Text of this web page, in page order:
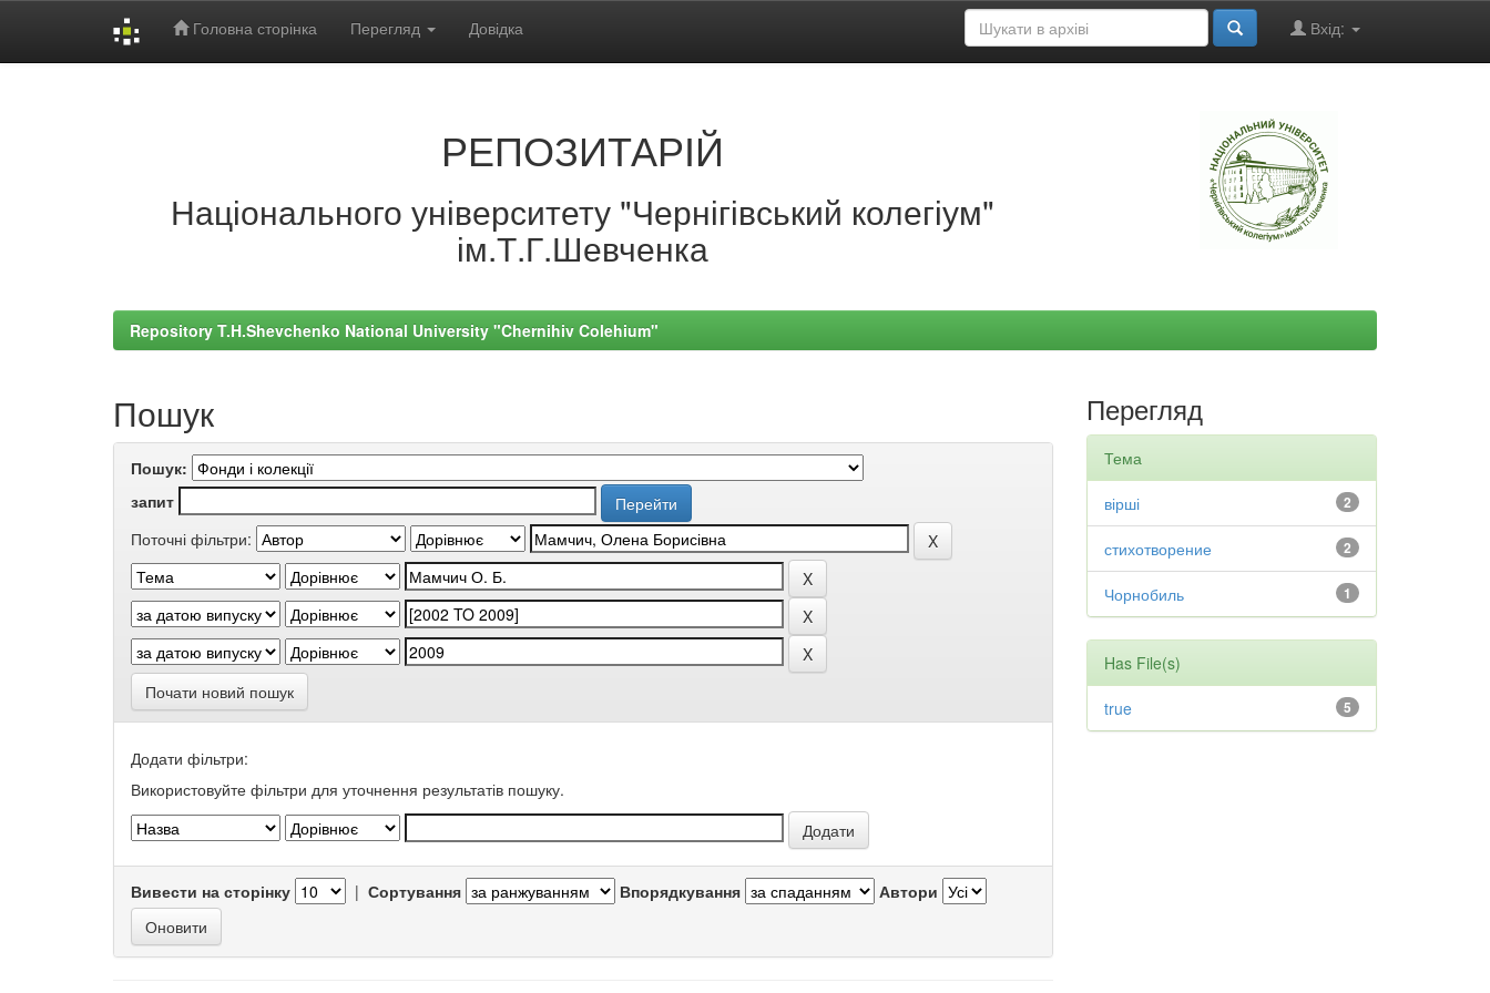
Головна сторінка Перегляд Довідка Вхід:
РЕПОЗИТАРІЙ
Національного університету "Чернігівський колегіум"
ім.Т.Г.Шевченка
Repository T.H.Shevchenko National University "Chernihiv Colehium"
Пошук
Пошук:
запит
Поточні фільтри:
Почати новий пошук
Додати фільтри:
Використовуйте фільтри для уточнення результатів пошуку.
Вивести на сторінку | Сортування Впорядкування Автори
Перегляд
Тема
2
вірші
2
стихотворение
1
Чорнобиль
Has File(s)
5
true